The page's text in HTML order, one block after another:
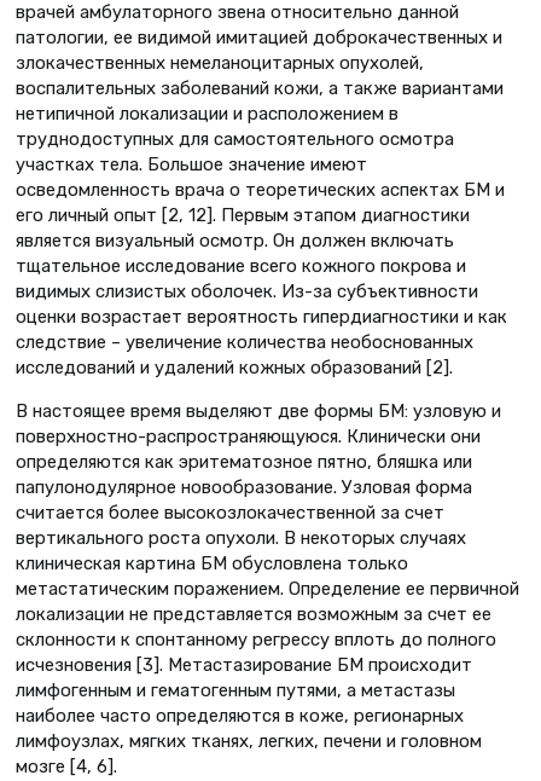
врачей амбулаторного звена относительно данной
патологии, ее видимой имитацией доброкачественных и
злокачественных немеланоцитарных опухолей,
воспалительных заболеваний кожи, а также вариантами
нетипичной локализации и расположением в
труднодоступных для самостоятельного осмотра
участках тела. Большое значение имеют
осведомленность врача о теоретических аспектах БМ и
его личный опыт [2, 12]. Первым этапом диагностики
является визуальный осмотр. Он должен включать
тщательное исследование всего кожного покрова и
видимых слизистых оболочек. Из-за субъективности
оценки возрастает вероятность гипердиагностики и как
следствие – увеличение количества необоснованных
исследований и удалений кожных образований [2].
В настоящее время выделяют две формы БМ: узловую и
поверхностно-распространяющуюся. Клинически они
определяются как эритематозное пятно, бляшка или
папулонодулярное новообразование. Узловая форма
считается более высокозлокачественной за счет
вертикального роста опухоли. В некоторых случаях
клиническая картина БМ обусловлена только
метастатическим поражением. Определение ее первичной
локализации не представляется возможным за счет ее
склонности к спонтанному регрессу вплоть до полного
исчезновения [3]. Метастазирование БМ происходит
лимфогенным и гематогенным путями, а метастазы
наиболее часто определяются в коже, регионарных
лимфоузлах, мягких тканях, легких, печени и головном
мозге [4, 6].